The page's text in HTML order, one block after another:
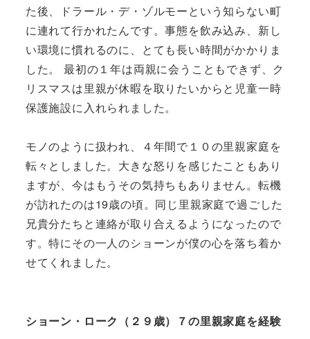
た後、ドラール・デ・ゾルモーという知らない町
に連れて行かれたんです。事態を飲み込み、新し
い環境に慣れるのに、とても長い時間がかかりま
した。 最初の１年は両親に会うこともできず、ク
リスマスは里親が休暇を取りたいからと児童一時
保護施設に入れられました。
モノのように扱われ、４年間で１０の里親家庭を
転々としました。大きな怒りを感じたこともあり
ますが、今はもうその気持ちもありません。転機
が訪れたのは19歳の頃。同じ里親家庭で過ごした
兄貴分たちと連絡が取り合えるようになったので
す。特にその一人のショーンが僕の心を落ち着か
せてくれました。
ショーン・ローク（２９歳）７の里親家庭を経験